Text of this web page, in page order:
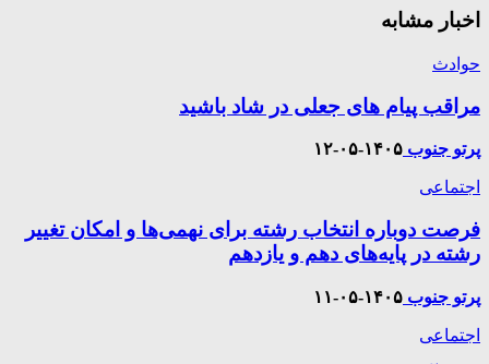
اخبار مشابه
حوادث
مراقب پیام های جعلی در شاد باشید
پرتو جنوب ۱۴۰۵-۰۵-۱۲
اجتماعی
فرصت دوباره انتخاب رشته برای نهمی‌ها و امکان تغییر
رشته در پایه‌های دهم و یازدهم
پرتو جنوب ۱۴۰۵-۰۵-۱۱
اجتماعی